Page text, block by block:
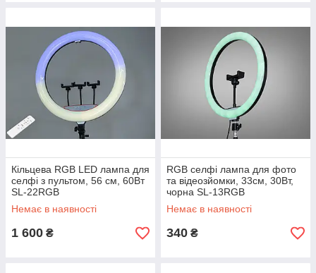
Кільцева RGB LED лампа для
селфі з пультом, 56 см, 60Вт
SL-22RGB
Немає в наявності
1 600 ₴
RGB селфі лампа для фото
та відеозйомки, 33см, 30Вт,
чорна SL-13RGB
Немає в наявності
340 ₴